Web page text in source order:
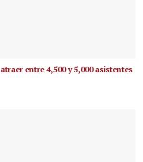
entre 4,500 y 5,000 asistentes